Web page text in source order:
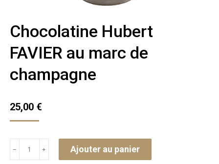
Chocolatine Hubert
FAVIER au marc de
champagne
25,00 €
quantité
de
﹣ ﹢ Ajouter au panier